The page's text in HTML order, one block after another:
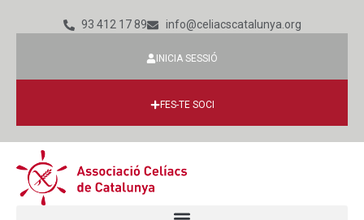
93 412 17 89 info@celiacscatalunya.org
INICIA SESSIÓ
FES-TE SOCI